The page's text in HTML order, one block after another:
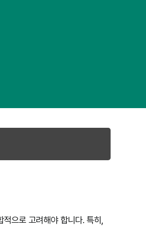
으로 고려해야 합니다. 특히,